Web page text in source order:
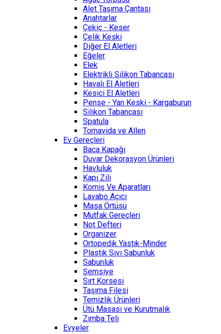
Alet Taşıma Çantası
Anahtarlar
Çekiç - Keser
Çelik Keski
Diğer El Aletleri
Eğeler
Elek
Elektrikli Silikon Tabancası
Havalı El Aletleri
Kesici El Aletleri
Pense - Yan Keski - Kargaburun
Silikon Tabancası
Spatula
Tornavida ve Allen
Ev Gereçleri
Baca Kapağı
Duvar Dekorasyon Ürünleri
Havluluk
Kapı Zili
Korniş Ve Aparatları
Lavabo Açıcı
Masa Örtüsü
Mutfak Gereçleri
Not Defteri
Organizer
Ortopedik Yastık-Minder
Plastik Sıvı Sabunluk
Sabunluk
Şemsiye
Sırt Korsesi
Taşıma Filesi
Temizlik Ürünleri
Ütü Masası ve Kurutmalık
Zımba Teli
Evyeler